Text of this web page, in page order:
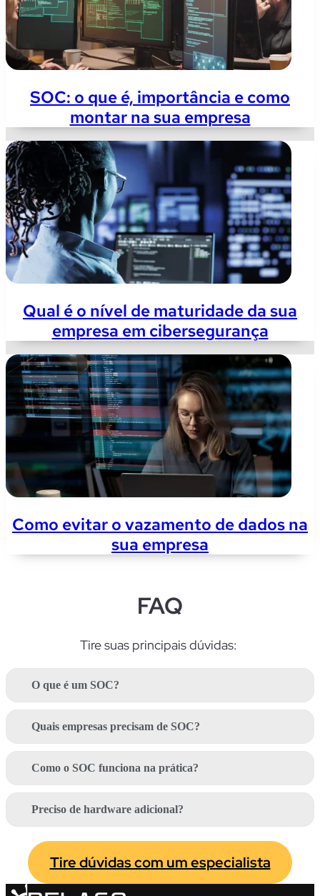
SOC: o que é, importância e como
montar na sua empresa
Qual é o nível de maturidade da sua
empresa em cibersegurança
Como evitar o vazamento de dados na
sua empresa
FAQ
Tire suas principaisdúvidas:
O que é um SOC?
Quais empresas precisam de SOC?
Como o SOC funciona na prática?
Preciso de hardware adicional?
Tire dúvidas com um especialista